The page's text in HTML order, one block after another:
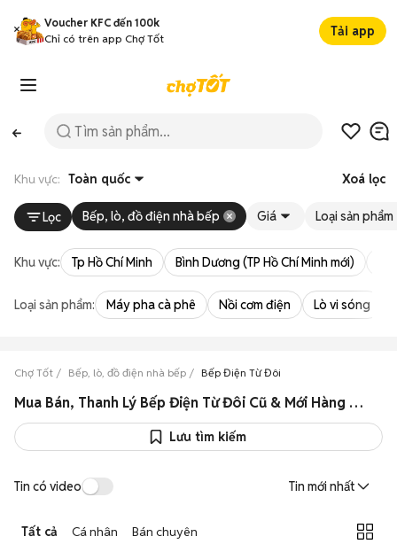
Voucher KFC đến 100k
Chỉ có trên app Chợ Tốt
Tải app
Khu vực: Toàn quốc Xoá lọc
Lọc Bếp, lò, đồ điện nhà bếp Giá Loại sản phẩm
Khu vực: Tp Hồ Chí Minh Bình Dương (TP Hồ Chí Minh mới)
Loại sản phẩm: Máy pha cà phê Nồi cơm điện Lò vi sóng
Chợ Tốt Bếp, lò, đồ điện nhà bếp Bếp Điện Từ Đôi
Mua Bán, Thanh Lý Bếp Điện Từ Đôi Cũ & Mới Hàng Xịn Giá Rẻ
Lưu tìm kiếm
Tin có video Tin mới nhất
Tất cả Cá nhân Bán chuyên